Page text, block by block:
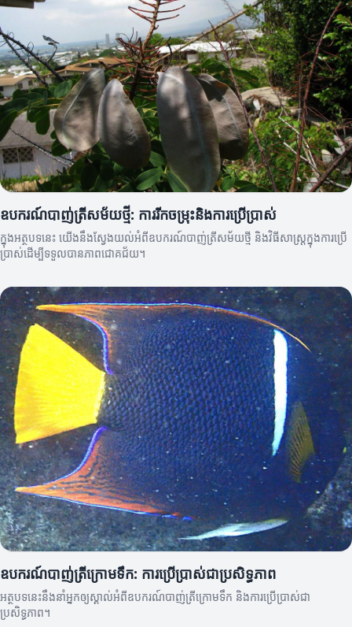
ឧបករណ៍បាញ់ត្រីសម័យថ្មី: ការរីកចម្រុះនិងការប្រើប្រាស់
ក្នុងអត្ថបទនេះ យើងនឹងស្វែងយល់អំពីឧបករណ៍បាញ់ត្រីសម័យថ្មី និងវិធីសាស្ត្រក្នុងការប្រើ
ប្រាស់ដើម្បីទទួលបានភាពជោគជ័យ។
ឧបករណ៍បាញ់ត្រីក្រោមទឹក: ការប្រើប្រាស់ជាប្រសិទ្ធភាព
អត្ថបទនេះនឹងនាំអ្នកឲ្យស្គាល់អំពីឧបករណ៍បាញ់ត្រីក្រោមទឹក និងការប្រើប្រាស់ជា
ប្រសិទ្ធភាព។